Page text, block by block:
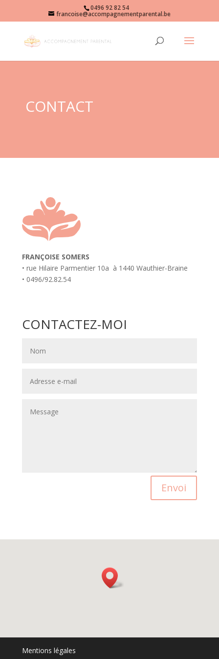
0496 92 82 54
francoise@accompagnementparental.be
CONTACT
FRANÇOISE SOMERS
• rue Hilaire Parmentier 10a à 1440 Wauthier-Braine
• 0496/92.82.54
CONTACTEZ-MOI
Envoi
Mentions légales